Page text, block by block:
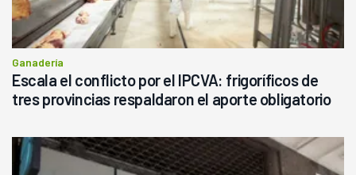
Ganadería
Escala el conflicto por el IPCVA: frigoríficos de
tres provincias respaldaron el aporte obligatorio